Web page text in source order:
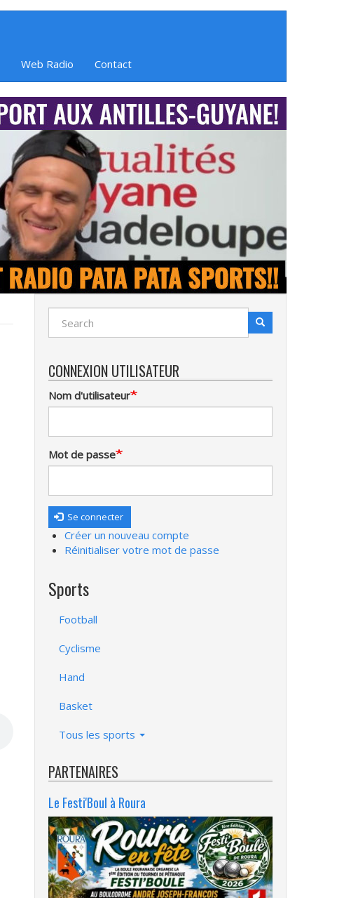
Web Radio Contact
Recherche Search
CONNEXION UTILISATEUR
Nom d'utilisateur
Mot de passe
Se connecter
Créer un nouveau compte
Réinitialiser votre mot de passe
Sports
Football
Cyclisme
Hand
Basket
Tous les sports
PARTENAIRES
Le Festi'Boul à Roura